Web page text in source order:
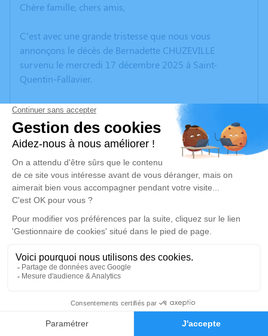
Faire-part Hommages
Chère famille, chers amis,
C’est avec une grande tristesse que nous vous
annonçons le décès de Bernadette CHUZEVILLE
survenu le mercredi 17 décembre 2025 à Saint-
Quentin-Fallavier.
Nous vous invitons à utiliser cet espace pour laisser
vos condoléances, partager des photos souvenirs, une
anecdote ou exprimer vos pensées à travers des
poèmes ou des textes. Cet endroit est un lieu
d'expression dédié à honorer la mémoire de
Bernadette CHUZEVILLE.
Un service de plantation d’arbre hommage est
disponible ici .
Je rends hommage
lundi 22 décembre 2025 à 14h30
CENTRE FUNERAIRE BOUDRIER 31 Rue Lavoisier